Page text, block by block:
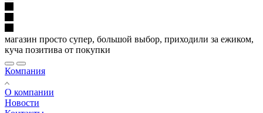
магазин просто супер, большой выбор, приходили за ежиком,
куча позитива от покупки
Компания
О компании
Новости